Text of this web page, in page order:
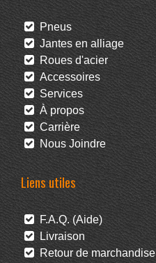
Pneus
Jantes en alliage
Roues d'acier
Accessoires
Services
À propos
Carrière
Nous Joindre
Liens utiles
F.A.Q. (Aide)
Livraison
Retour de marchandise